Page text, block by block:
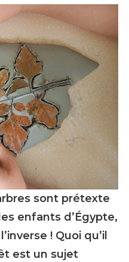
le projet École
Castelnau de
Aubrac
sont prétexte
enfants d’Égypte,
! Quoi qu’il
est un sujet